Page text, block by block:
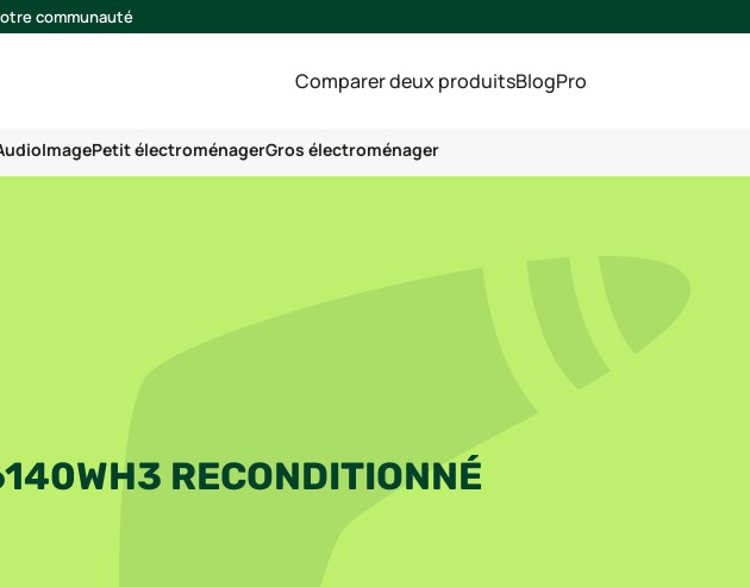
communauté
Comparer deux produitsBlogPro
ImagePetit électroménagerGros électroménager
RECONDITIONNÉ